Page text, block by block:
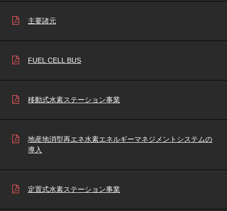
主要諸元
FUEL CELL BUS
移動式水素ステーション事業
地産地消型再エネ水素エネルギーマネジメントシステムの
導入
定置式水素ステーション事業